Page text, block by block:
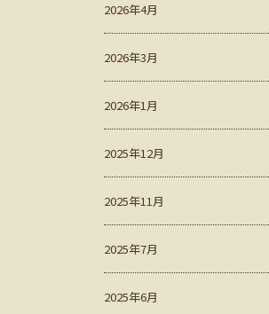
2026年4月
2026年3月
2026年1月
2025年12月
2025年11月
2025年7月
2025年6月